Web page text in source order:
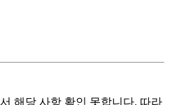
해당 사항 확인 못합니다. 따라